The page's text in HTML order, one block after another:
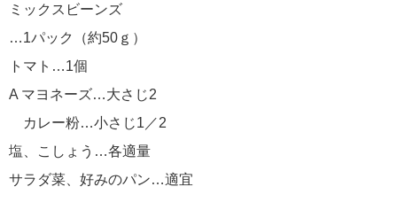
ミックスビーンズ
…1パック（約50ｇ）
トマト…1個
A マヨネーズ…大さじ2
カレー粉…小さじ1／2
塩、こしょう…各適量
サラダ菜、好みのパン…適宜